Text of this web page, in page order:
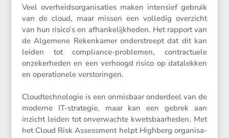
Veel overheids­or­ga­ni­sa­ties maken inten­sief gebruik
van de cloud, maar missen een volledig overzicht
van hun risico’s en afhan­ke­lijk­heden. Het rapport van
de Algemene Reken­kamer onder­streept dat dit kan
leiden tot compli­ance-problemen, contrac­tuele
onzeker­heden en een verhoogd risico op datalekken
en opera­ti­o­nele versto­ringen.
Cloud­tech­no­logie is een onmis­baar onder­deel van de
moderne IT-strategie, maar kan een gebrek aan
inzicht leiden tot onver­wachte kwets­baar­heden. Met
het Cloud Risk Assess­ment helpt Highberg organi­sa­